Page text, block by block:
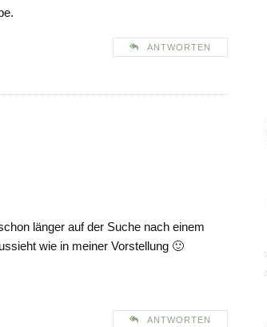
ANTWORTEN
länger auf der Suche nach einem
wie in meiner Vorstellung 🙂
ANTWORTEN